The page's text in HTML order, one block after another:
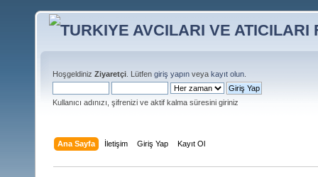
Hoşgeldiniz Ziyaretçi . Lütfen giriş yapın veya kayıt olun
Kullanıcı adınızı, şifrenizi ve aktif kalma süresini giriniz
Ana Sayfa İletişim Giriş Yap Kayıt Ol